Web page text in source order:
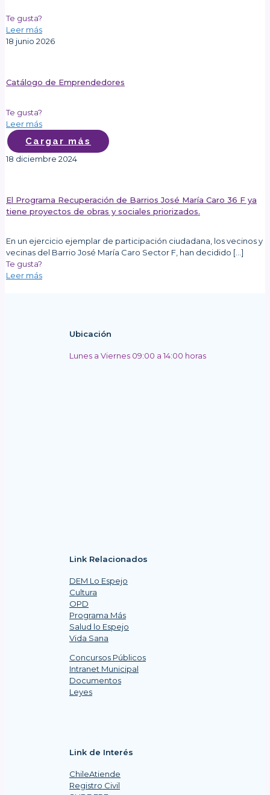
Te gusta?
Leer más
18 junio 2026
Catálogo de Emprendedores
Te gusta?
Leer más
Cargar más
18 diciembre 2024
El Programa Recuperación de Barrios José María Caro 36 F ya
tiene proyectos de obras y sociales priorizados.
En un ejercicio ejemplar de participación ciudadana, los vecinos y
vecinas del Barrio José María Caro Sector F, han decidido […]
Te gusta?
Leer más
Ubicación
Lunes a Viernes 09:00 a 14:00 horas
Link Relacionados
DEM Lo Espejo
Cultura
OPD
Programa Más
Salud lo Espejo
Vida Sana
Concursos Públicos
Intranet Municipal
Documentos
Leyes
Link de Interés
ChileAtiende
Registro Civil